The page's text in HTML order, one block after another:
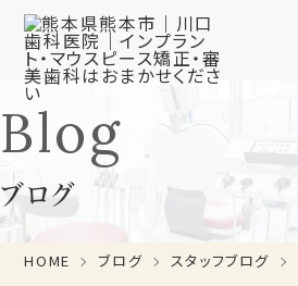
Blog
ブログ
HOME ブログ スタッフブログ